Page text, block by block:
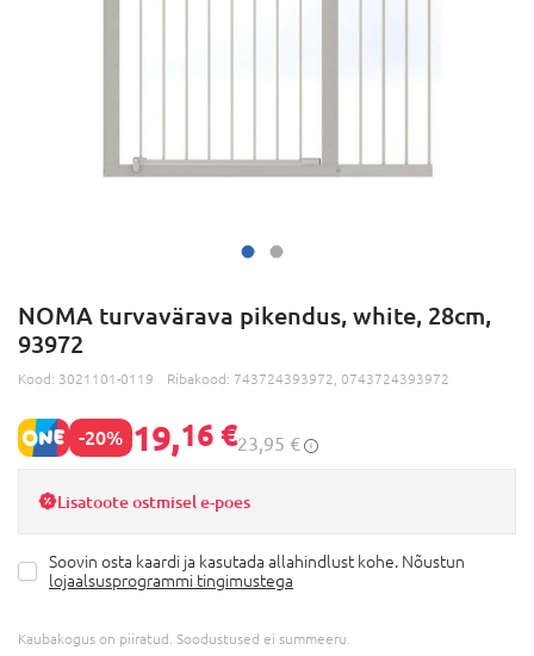
NOMA turvavärava pikendus, white, 28cm,
93972
Kood: 3021101-0119 Ribakood: 743724393972, 0743724393972
-20% 19,16 €23,95 €
Lisatoote ostmisel e-poes
Soovin osta kaardi ja kasutada allahindlust kohe. Nõustun
lojaalsusprogrammi tingimustega
Kaubakogus on piiratud. Soodustused ei summeeru.